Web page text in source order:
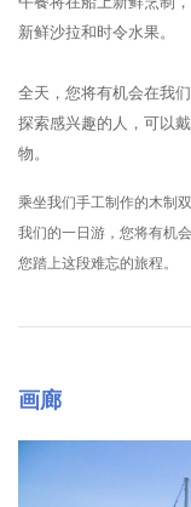
新鲜沙拉和时令水果。
全天，您将有机会在我
探索感兴趣的人，可以
物。
乘坐我们手工制作的木制
我们的一日游，您将有机
您踏上这段难忘的旅程。
画廊